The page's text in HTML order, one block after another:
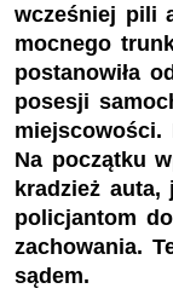
wcześniej pili
mocnego
postanowiła
posesji
miejscowości.
Na początku
kradzież
policjantom
zachowania.
sądem.